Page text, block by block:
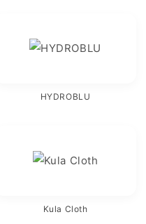
HYDROBLU
Kula Cloth